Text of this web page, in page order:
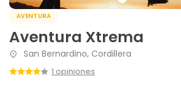
AVENTURA
Aventura Xtrema
San Bernardino, Cordillera
1 opiniones